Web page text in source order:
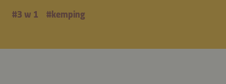
#3 w 1 #kemping